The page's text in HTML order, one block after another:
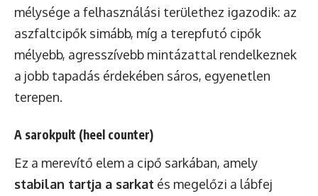
mélysége a felhasználási területhez igazodik: az
aszfaltcipők simább, míg a terepfutó cipők
mélyebb, agresszívebb mintázattal rendelkeznek
a jobb tapadás érdekében sáros, egyenetlen
terepen.
A sarokpult (heel counter)
Ez a merevítő elem a cipő sarkában, amely
stabilan tartja a sarkat és megelőzi a lábfej